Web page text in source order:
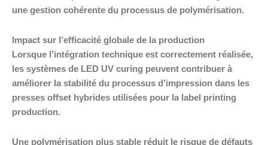
une gestion cohérente du processus de polymérisation.
Impact sur l’efficacité globale de la production
Lorsque l’intégration technique est correctement réalisée,
les systèmes de LED UV curing peuvent contribuer à
améliorer la stabilité du processus d’impression dans les
presses offset hybrides utilisées pour la label printing
production.
Une polymérisation plus stable réduit le risque de défauts